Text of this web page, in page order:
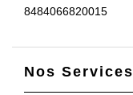
8484066820015
Nos Services